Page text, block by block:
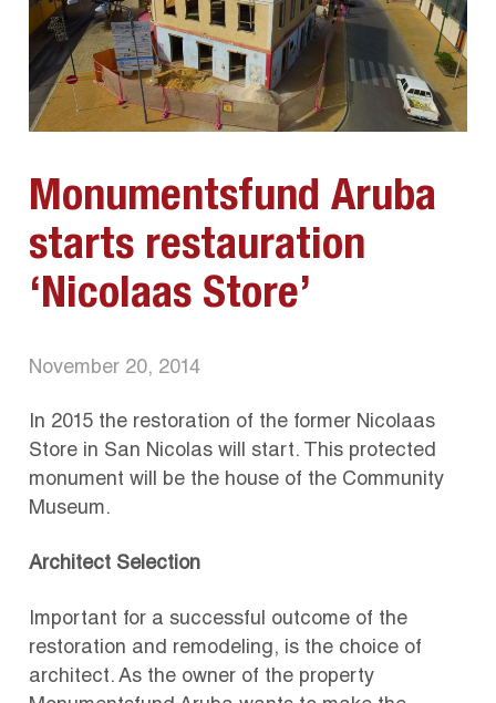
Monumentsfund Aruba
starts restauration
‘Nicolaas Store’
November 20, 2014
In 2015 the restoration of the former Nicolaas
Store in San Nicolas will start. This protected
monument will be the house of the Community
Museum.
Architect Selection
Important for a successful outcome of the
restoration and remodeling, is the choice of
architect. As the owner of the property